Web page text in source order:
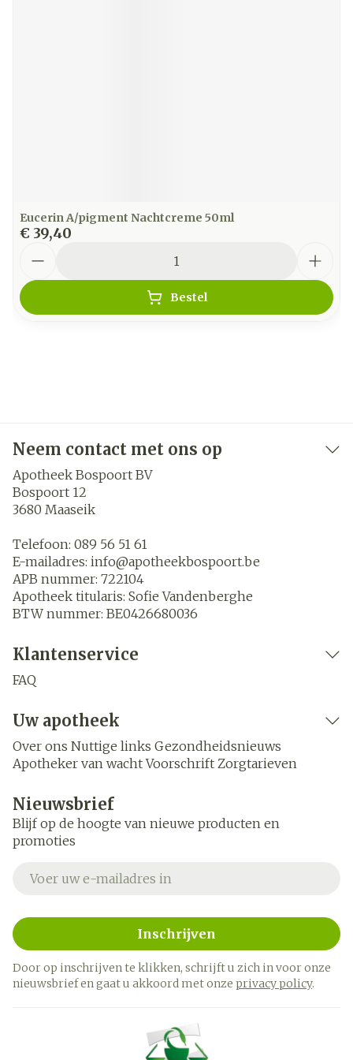
Eucerin A/pigment Nachtcreme 50ml
€ 39,40
Bestel
Neem contact met ons op
Apotheek Bospoort BV
Bospoort 12
3680 Maaseik
Telefoon: 089 56 51 61
E-mailadres: info@apotheekbospoort.be
APB nummer: 722104
Apotheek titularis: Sofie Vandenberghe
BTW nummer: BE0426680036
Klantenservice
FAQ
Uw apotheek
Over ons Nuttige links Gezondheidsnieuws
Apotheker van wacht Voorschrift Zorgtarieven
Nieuwsbrief
Blijf op de hoogte van nieuwe producten en
promoties
Inschrijven
Door op inschrijven te klikken, schrijft u zich in voor onze
nieuwsbrief en gaat u akkoord met onze privacy policy.